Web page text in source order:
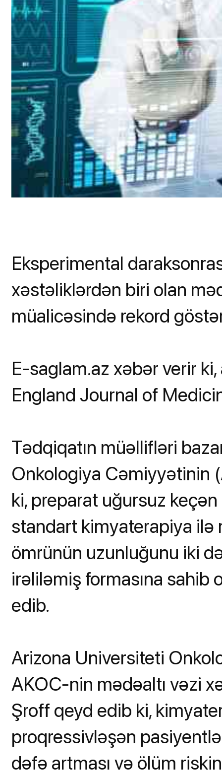
Eksperimental
xəstəliklərdən biri olan
müalicəsində rekord
E-saglam.az xəbər verir
England Journal of
Tədqiqatın müəllifləri
Onkologiya Cəmiyyətinin
ki, preparat uğursuz
standart kimyaterapiya
ömrünün uzunluğunu iki
irəliləmiş formasına sahib
edib.
Arizona Universiteti
AKOC-nin mədəaltı vəzi
Şroff qeyd edib ki,
proqressivləşən
dəfə artması və ölüm